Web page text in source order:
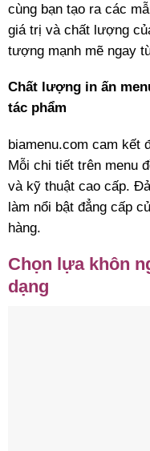
cùng bạn tạo ra các
giá trị và chất lượng
tượng mạnh mẽ ngay
Chất lượng in ấn
tác phẩm
biamenu.com cam kết
Mỗi chi tiết trên menu
và kỹ thuật cao cấp.
làm nổi bật đẳng cấp
hàng.
Chọn lựa khôn
dạng